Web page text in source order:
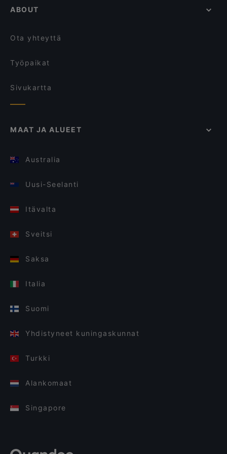
ABOUT
Ota yhteyttä
Työpaikat
Sivukartta
MAAT JA ALUEET
Australia
Uusi-Seelanti
Itävalta
Sveitsi
Saksa
Italia
Suomi
Yhdistyneet kuningaskunnat
Turkki
Alankomaat
Singapore